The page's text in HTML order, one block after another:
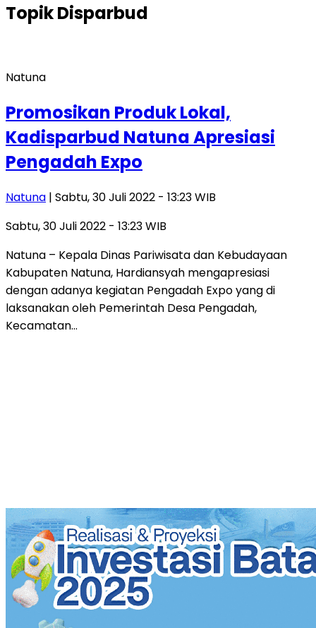
TopikDisparbud
Natuna
Promosikan Produk Lokal,
Kadisparbud Natuna Apresiasi
Pengadah Expo
Natuna | Sabtu, 30 Juli 2022 - 13:23 WIB
Sabtu, 30 Juli 2022 - 13:23 WIB
Natuna – Kepala Dinas Pariwisata dan Kebudayaan
Kabupaten Natuna, Hardiansyah mengapresiasi
dengan adanya kegiatan Pengadah Expo yang di
laksanakan oleh Pemerintah Desa Pengadah,
Kecamatan…